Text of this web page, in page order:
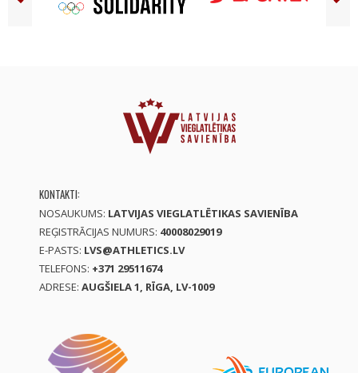
KONTAKTI:
NOSAUKUMS: LATVIJAS VIEGLATLĒTIKAS SAVIENĪBA
REĢISTRĀCIJAS NUMURS: 40008029019
E-PASTS: LVS@ATHLETICS.LV
TELEFONS: +371 29511674
ADRESE: AUGŠIELA 1, RĪGA, LV-1009